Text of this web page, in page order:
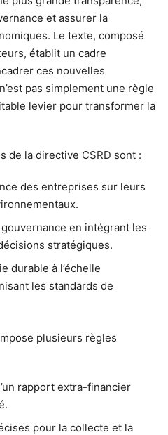
et assurer la
Le texte, composé
établit un cadre
ces nouvelles
pas simplement une règle
levier pour transformer la
de la directive CSRD sont :
des entreprises sur leurs
en intégrant les
stratégiques.
durable à l’échelle
les standards de
plusieurs règles
rapport extra-financier
pour la collecte et la